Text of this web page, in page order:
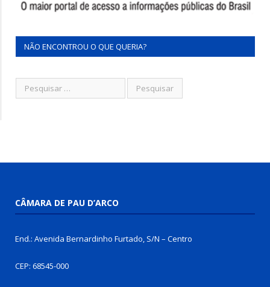
NÃO ENCONTROU O QUE QUERIA?
CÂMARA DE PAU D’ARCO
End.: Avenida Bernardinho Furtado, S/N – Centro
CEP: 68545-000